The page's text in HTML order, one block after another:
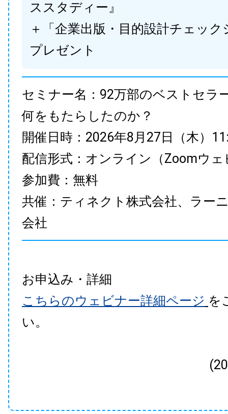
ススタディー』
＋「企業出版・目的設計チェック
プレゼント
セミナー名：92万部のベストセラ
何をもたらしたのか？
開催日時：2026年8月27日（木）
配信形式：オンライン（Zoomウェ
参加費：無料
共催：ティネクト株式会社、ラー
会社
お申込み・詳細
こちらのウェビナー詳細ページ を
い。